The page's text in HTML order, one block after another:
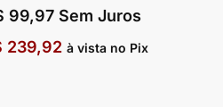
99,97 Sem Juros
239,92 à vista no Pix